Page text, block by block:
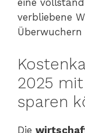
eine
verbliebene
Überwuchern
2025
sparen
Die